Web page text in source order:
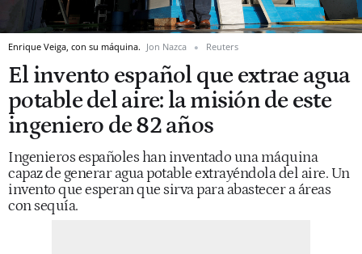
Enrique Veiga, con su máquina. Jon Nazca Reuters
El invento español que extrae agua
potable del aire: la misión de este
ingeniero de 82 años
Ingenieros españoles han inventado una máquina
capaz de generar agua potable extrayéndola del aire. Un
invento que esperan que sirva para abastecer a áreas
con sequía.